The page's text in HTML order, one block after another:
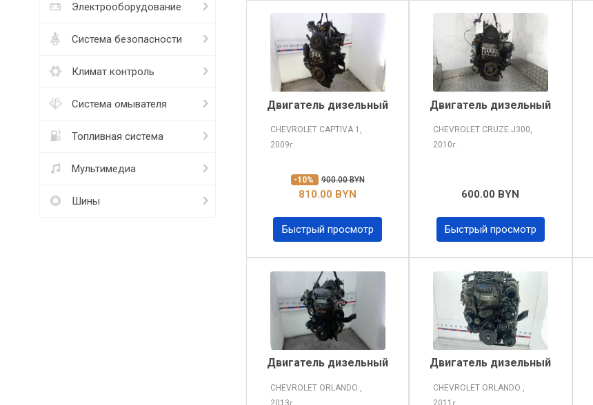
Электрооборудование
Система безопасности
Климат контроль
Система омывателя
Топливная система
Мультимедиа
Шины
Двигатель дизельный
CHEVROLET CAPTIVA 1,
2009г.
-10% 900.00 BYN
810.00 BYN
Быстрый просмотр
Двигатель дизельный
CHEVROLET CRUZE J300,
2010г.
600.00 BYN
Быстрый просмотр
Двигатель дизельный
CHEVROLET ORLANDO
2013г.
Двигатель дизельный
CHEVROLET ORLANDO
2011 г.